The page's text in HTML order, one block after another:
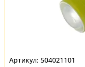
504021101